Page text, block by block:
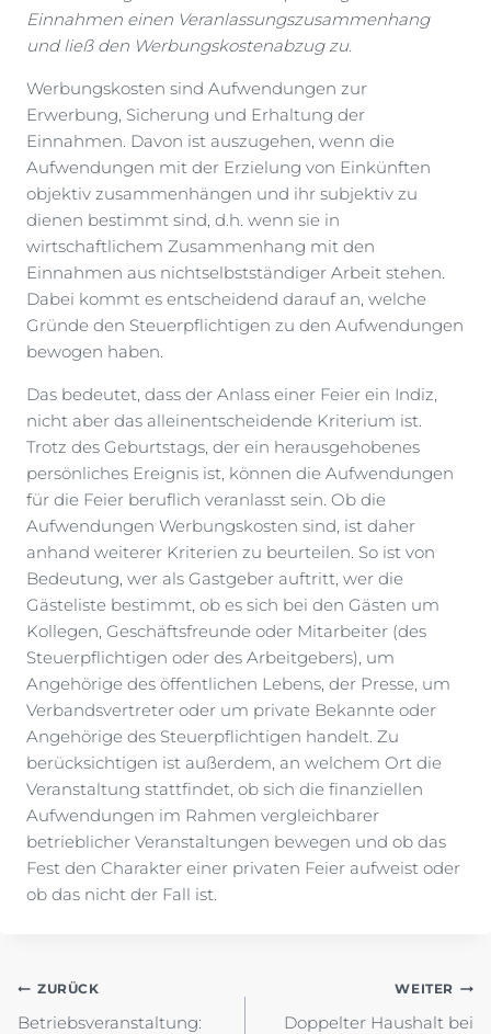
Einnahmen einen Veranlassungszusammenhang
und ließ den Werbungskostenabzug zu.
Werbungskosten sind Aufwendungen zur
Erwerbung, Sicherung und Erhaltung der
Einnahmen. Davon ist auszugehen, wenn die
Aufwendungen mit der Erzielung von Einkünften
objektiv zusammenhängen und ihr subjektiv zu
dienen bestimmt sind, d.h. wenn sie in
wirtschaftlichem Zusammenhang mit den
Einnahmen aus nichtselbstständiger Arbeit stehen.
Dabei kommt es entscheidend darauf an, welche
Gründe den Steuerpflichtigen zu den Aufwendungen
bewogen haben.
Das bedeutet, dass der Anlass einer Feier ein Indiz,
nicht aber das alleinentscheidende Kriterium ist.
Trotz des Geburtstags, der ein herausgehobenes
persönliches Ereignis ist, können die Aufwendungen
für die Feier beruflich veranlasst sein. Ob die
Aufwendungen Werbungskosten sind, ist daher
anhand weiterer Kriterien zu beurteilen. So ist von
Bedeutung, wer als Gastgeber auftritt, wer die
Gästeliste bestimmt, ob es sich bei den Gästen um
Kollegen, Geschäftsfreunde oder Mitarbeiter (des
Steuerpflichtigen oder des Arbeitgebers), um
Angehörige des öffentlichen Lebens, der Presse, um
Verbandsvertreter oder um private Bekannte oder
Angehörige des Steuerpflichtigen handelt. Zu
berücksichtigen ist außerdem, an welchem Ort die
Veranstaltung stattfindet, ob sich die finanziellen
Aufwendungen im Rahmen vergleichbarer
betrieblicher Veranstaltungen bewegen und ob das
Fest den Charakter einer privaten Feier aufweist oder
ob das nicht der Fall ist.
Beitragsnavigation
ZURÜCK
Betriebsveranstaltung:
WEITER
Doppelter Haushalt bei